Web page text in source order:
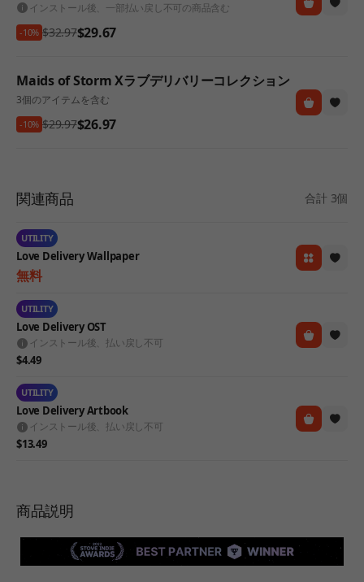
インストール後、一部払い戻し不可の商品含む
-10% $32.97$29.67
Maids of Storm Xラブデリバリーコレクション
3個のアイテムを含む
-10% $29.97$26.97
関連商品 合計 3個
UTILITY
Love Delivery Wallpaper
無料
UTILITY
Love Delivery OST
インストール後、払い戻し不可
$4.49
UTILITY
Love Delivery Artbook
インストール後、払い戻し不可
$13.49
商品説明